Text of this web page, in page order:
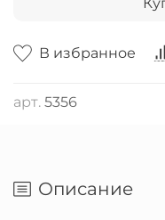
В избранное
арт. 5356
Описание